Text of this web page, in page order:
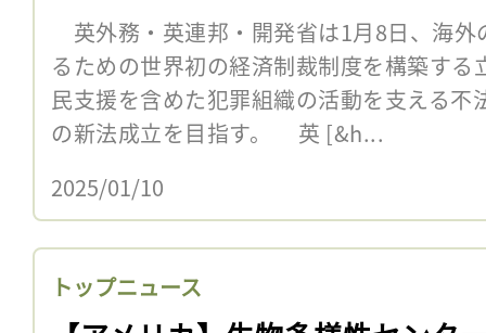
英外務・英連邦・開発省は1月8日、海外
るための世界初の経済制裁制度を構築す
民支援を含めた犯罪組織の活動を支える不
の新法成立を目指す。 英 [&h...
2025/01/10
トップニュース